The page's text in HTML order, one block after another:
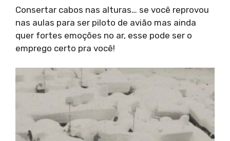
Consertar cabos nas alturas… se você reprovou
nas aulas para ser piloto de avião mas ainda
quer fortes emoções no ar, esse pode ser o
emprego certo pra você!